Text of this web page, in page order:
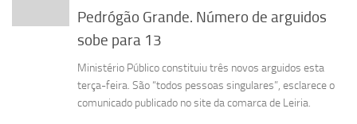
Pedrógão Grande. Número de arguidos
sobe para 13
Ministério Público constituiu três novos arguidos esta
terça-feira. São “todos pessoas singulares”, esclarece o
comunicado publicado no site da comarca de Leiria.